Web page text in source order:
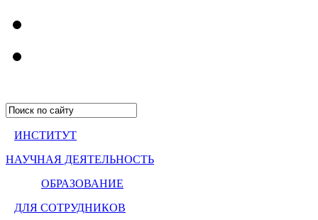
ИНСТИТУТ
НАУЧНАЯ ДЕЯТЕЛЬНОСТЬ
ОБРАЗОВАНИЕ
ДЛЯ СОТРУДНИКОВ